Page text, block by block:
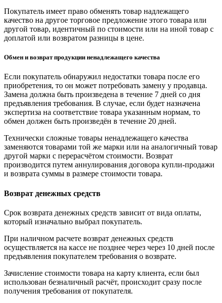
Покупатель имеет право обменять товар надлежащего
качество на другое торговое предложение этого товара или
другой товар, идентичный по стоимости или на иной товар с
доплатой или возвратом разницы в цене.
Обмен и возврат продукции ненадлежащего качества
Если покупатель обнаружил недостатки товара после его
приобретения, то он может потребовать замену у продавца.
Замена должна быть произведена в течение 7 дней со дня
предъявления требования. В случае, если будет назначена
экспертиза на соответствие товара указанным нормам, то
обмен должен быть произведён в течение 20 дней.
Технически сложные товары ненадлежащего качества
заменяются товарами той же марки или на аналогичный товар
другой марки с перерасчётом стоимости. Возврат
производится путем аннулирования договора купли-продажи
и возврата суммы в размере стоимости товара.
Возврат денежных средств
Срок возврата денежных средств зависит от вида оплаты,
который изначально выбрал покупатель.
При наличном расчете возврат денежных средств
осуществляется на кассе не позднее через через 10 дней после
предъявления покупателем требования о возврате.
Зачисление стоимости товара на карту клиента, если был
использован безналичный расчёт, происходит сразу после
получения требования от покупателя.